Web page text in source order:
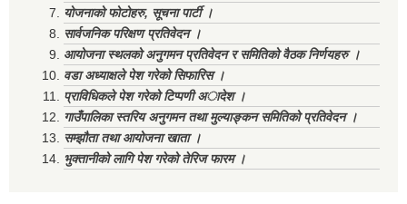
योजनाको फोटोहरु, सूचना पार्टी ।
सार्वजनिक परिक्षण प्रतिवेदन ।
आयोजना स्थलको अनुगमन प्रतिवेदन र समितिको वैठक निर्णयहरु ।
वडा अध्याक्षले पेश गरेको सिफारिस ।
प्राविधिकले पेश गरेको टिप्पणी अादेश ।
गाउँपालिका स्तरिय अनुगमन तथा मुल्याङ्कन समितिको प्रतिवेदन ।
सम्झौता तथा आयोजना खाता ।
भुक्तानीको लागि पेश गरेको तेरिज फारम ।